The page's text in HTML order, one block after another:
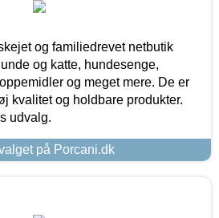
og familiedrevet netbutik
og katte, hundesenge,
og meget mere. De er
kvalitet og holdbare produkter.
udvalg.
på Porcani.dk